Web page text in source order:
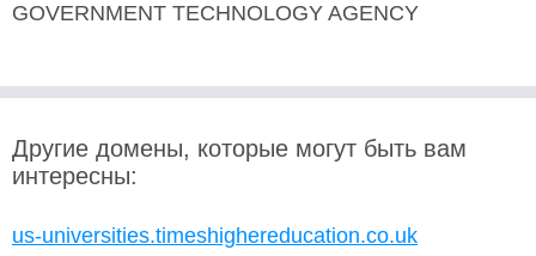
GOVERNMENT TECHNOLOGY AGENCY
Другие домены, которые могут быть вам
интересны:
us-universities.timeshighereducation.co.uk